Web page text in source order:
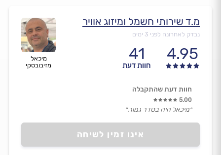
מיכאל
מזיבובסקי
מ.ד שירותי חשמל ומיזוג אוויר
נבדק לאחרונה לפני 3 ימים
4.95
41
חוות דעת
אינו זמין לשיחה
חוות דעת שהתקבלה
5.00
״מיכאל היה בסדר גמור.״